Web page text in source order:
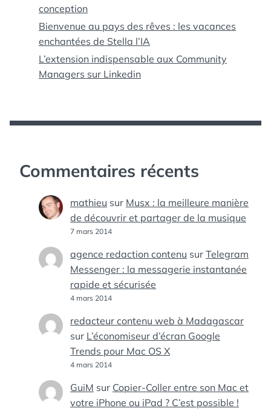
conception
Bienvenue au pays des rêves : les vacances
enchantées de Stella l’IA
L’extension indispensable aux Community
Managers sur Linkedin
Commentaires récents
mathieu sur Musx : la meilleure manière
de découvrir et partager de la musique
7 mars 2014
agence redaction contenu sur Telegram
Messenger : la messagerie instantanée
rapide et sécurisée
4 mars 2014
redacteur contenu web à Madagascar
sur L’économiseur d’écran Google
Trends pour Mac OS X
4 mars 2014
GuiM sur Copier-Coller entre son Mac et
votre iPhone ou iPad ? C’est possible !